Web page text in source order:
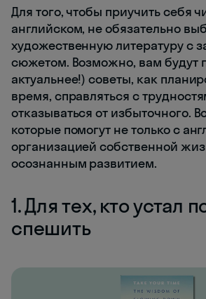
Для того, чтобы приучить себя
английском, не обязательно
художественную литературу с
сюжетом. Возможно, вам будут
актуальнее!) советы, как
время, справляться с
отказываться от избыточного.
которые помогут не только с
организацией собственной
осознанным развитием.
1. Для тех, кто устал
спешить